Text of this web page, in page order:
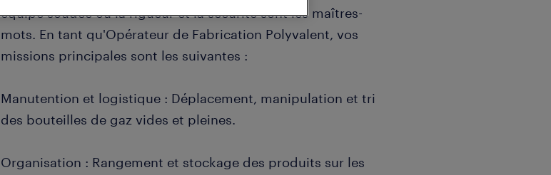
équipe soudée où la rigueur et la sécurité sont les maîtres-
mots. En tant qu'Opérateur de Fabrication Polyvalent, vos
missions principales sont les suivantes :
Manutention et logistique : Déplacement, manipulation et tri
des bouteilles de gaz vides et pleines.
Organisation : Rangement et stockage des produits sur les